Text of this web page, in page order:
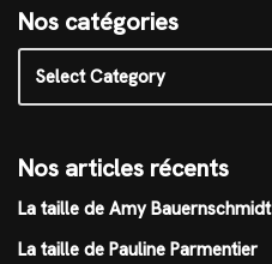
Nos catégories
Nos articles récents
La taille de Amy Bauernschmidt
La taille de Pauline Parmentier